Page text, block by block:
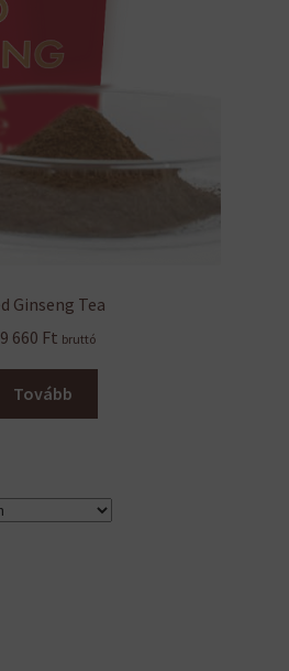
Ginseng Tea
660 Ft bruttó
Tovább